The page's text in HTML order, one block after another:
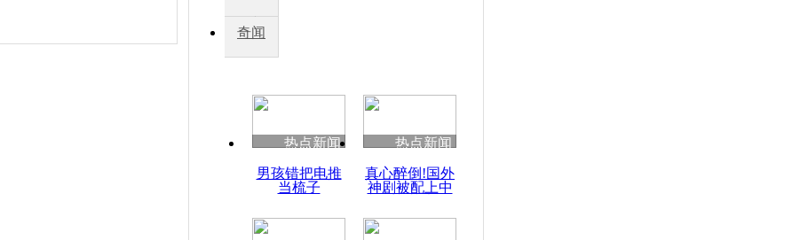
秀
奇闻
热点新闻
男孩错把电推
当梳子
热点新闻
真心醉倒!国外
神剧被配上中